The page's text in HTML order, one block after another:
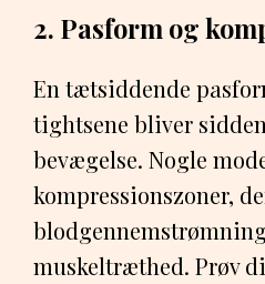
2. Pasform og
En tætsiddende
tightsene bliver
bevægelse. Nogle
kompressionszoner,
muskeltræthed. Prøv